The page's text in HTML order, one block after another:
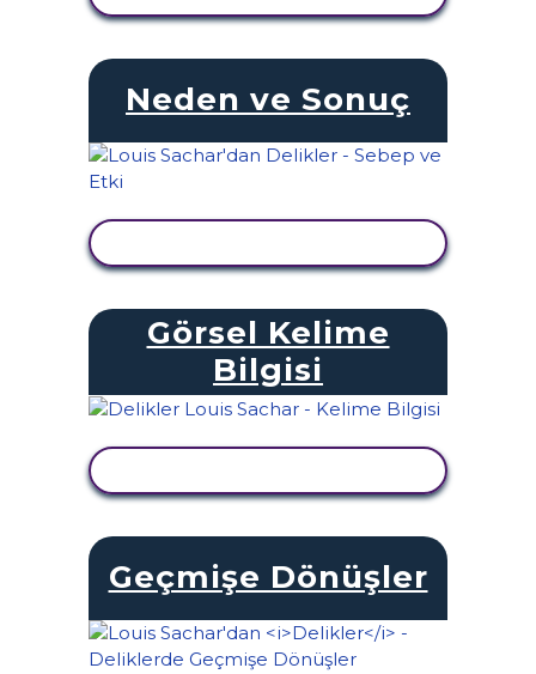
Neden ve Sonuç
Görsel Kelime
Bilgisi
Geçmişe Dönüşler